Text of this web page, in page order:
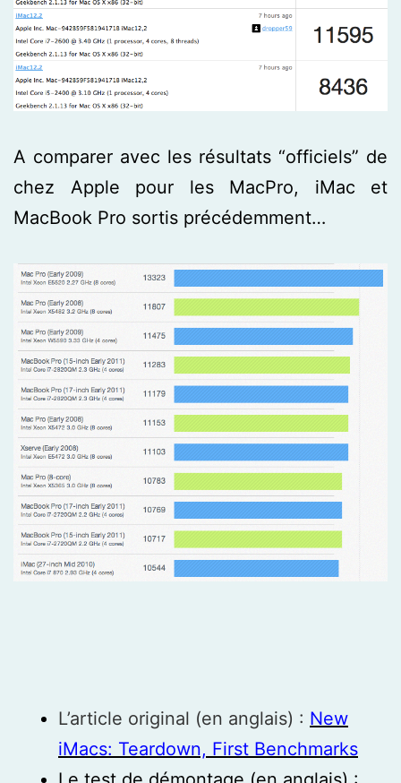
A comparer avec les résultats “officiels” de
chez Apple pour les MacPro, iMac et
MacBook Pro sortis précédemment…
L’article original (en anglais) : New
iMacs: Teardown, First Benchmarks